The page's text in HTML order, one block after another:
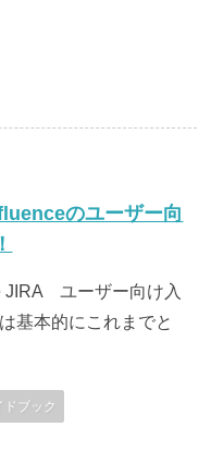
のユーザー向
JIRA ユーザー向け入
基本的にこれまでと
ドブック